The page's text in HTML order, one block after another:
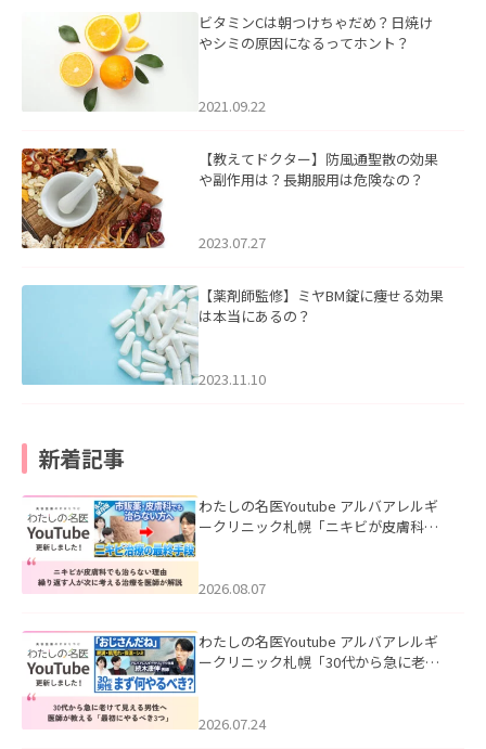
ビタミンCは朝つけちゃだめ？日焼け
やシミの原因になるってホント？
2021.09.22
【教えてドクター】防風通聖散の効果
や副作用は？長期服用は危険なの？
2023.07.27
【薬剤師監修】ミヤBM錠に痩せる効果
は本当にあるの？
2023.11.10
新着記事
わたしの名医Youtube アルバアレルギ
ークリニック札幌「ニキビが皮膚科で
ました。
2026.08.07
わたしの名医Youtube アルバアレルギ
ークリニック札幌「30代から急に老け
た。
2026.07.24